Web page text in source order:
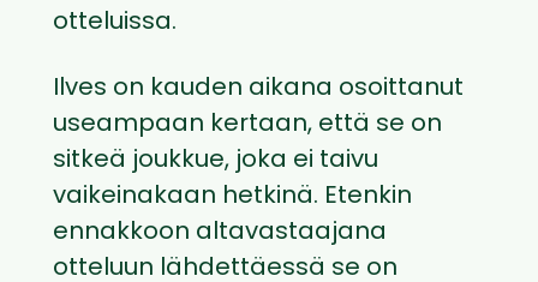
otteluissa.
Ilves on kauden aikana osoittanut
useampaan kertaan, että se on
sitkeä joukkue, joka ei taivu
vaikeinakaan hetkinä. Etenkin
ennakkoon altavastaajana
otteluun lähdettäessä se on